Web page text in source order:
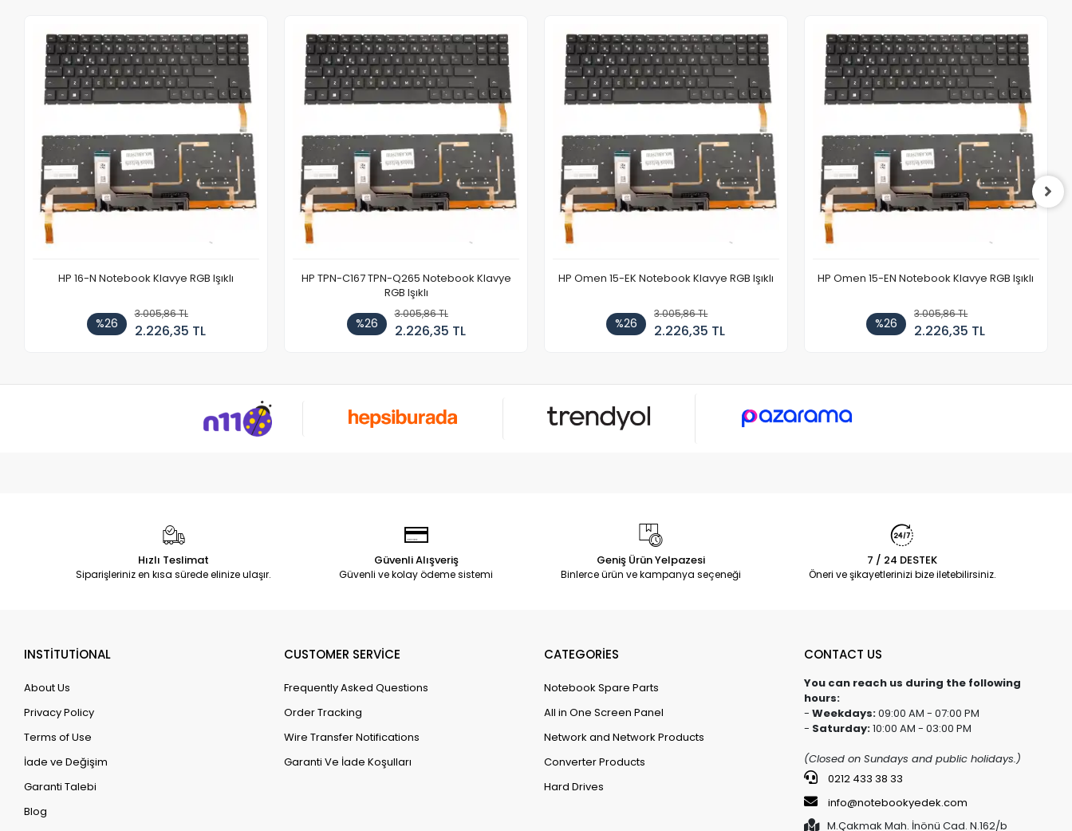
HP 16-N Notebook Klavye RGB Işıklı
%26
3.005,86 TL
2.226,35 TL
HP TPN-C167 TPN-Q265 Notebook Klavye
RGB Işıklı
%26
3.005,86 TL
2.226,35 TL
HP Omen 15-EK Notebook Klavye RGB Işıklı
%26
3.005,86 TL
2.226,35 TL
HP Omen 15-EN Notebook Klavye RGB Işıklı
%26
3.005,86 TL
2.226,35 TL
Hızlı Teslimat
Siparişleriniz en kısa sürede elinize ulaşır.
Güvenli Alışveriş
Güvenli ve kolay ödeme sistemi
Geniş Ürün Yelpazesi
Binlerce ürün ve kampanya seçeneği
7 / 24 DESTEK
Öneri ve şikayetlerinizi bize iletebilirsiniz.
INSTİTUTİONAL
About Us
Privacy Policy
Terms of Use
İade ve Değişim
Garanti Talebi
Blog
CUSTOMER SERVİCE
Frequently Asked Questions
Order Tracking
Wire Transfer Notifications
Garanti Ve İade Koşulları
CATEGORİES
Notebook Spare Parts
All in One Screen Panel
Network and Network Products
Converter Products
Hard Drives
CONTACT US
You can reach us during the following
hours:
- Weekdays:09:00 AM - 07:00 PM
- Saturday:10:00 AM - 03:00 PM
(Closed on Sundays and public holidays.)
0212 433 38 33
info@notebookyedek.com
M.Çakmak Mah. İnönü Cad. N.162/b